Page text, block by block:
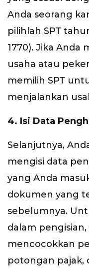
Anda seorang
pilihlah SPT
1770). Jika Anda
usaha atau
memilih SPT
menjalankan
4. Isi Data
Selanjutnya,
mengisi data
yang Anda
dokumen yang
sebelumnya.
dalam
mencocokkan
potongan pajak,